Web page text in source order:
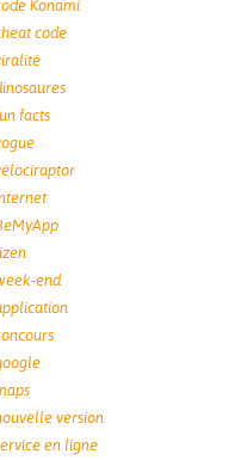
Konami
code
facts
end
version
en ligne